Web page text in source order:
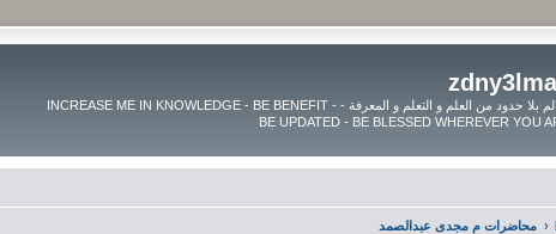
موقع زدنى علما zdny3lma - عالم بلا حدود من العلم و التعلم و المعرفة - INCREASE ME IN KNOWLEDGE - BE BENEFIT -
محاضرات م مجدى عبدالصمد